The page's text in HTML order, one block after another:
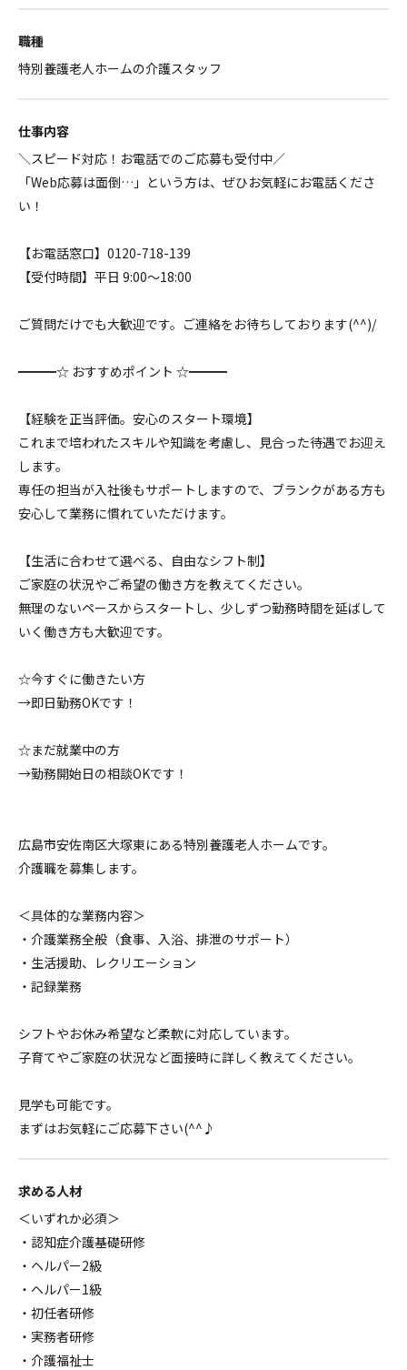
職種
特別養護老人ホームの介護スタッフ
仕事内容
＼スピード対応！お電話でのご応募も受付中／
「Web応募は面倒…」という方は、ぜひお気軽にお電話くださ
い！
【お電話窓口】0120-718-139
【受付時間】平日 9:00～18:00
ご質問だけでも大歓迎です。ご連絡をお待ちしております(^^)/
━━━☆ おすすめポイント ☆━━━
【経験を正当評価。安心のスタート環境】
これまで培われたスキルや知識を考慮し、見合った待遇でお迎え
します。
専任の担当が入社後もサポートしますので、ブランクがある方も
安心して業務に慣れていただけます。
【生活に合わせて選べる、自由なシフト制】
ご家庭の状況やご希望の働き方を教えてください。
無理のないペースからスタートし、少しずつ勤務時間を延ばして
いく働き方も大歓迎です。
☆今すぐに働きたい方
→即日勤務OKです！
☆まだ就業中の方
→勤務開始日の相談OKです！
広島市安佐南区大塚東にある特別養護老人ホームです。
介護職を募集します。
＜具体的な業務内容＞
・介護業務全般（食事、入浴、排泄のサポート）
・生活援助、レクリエーション
・記録業務
シフトやお休み希望など柔軟に対応しています。
子育てやご家庭の状況など面接時に詳しく教えてください。
見学も可能です。
まずはお気軽にご応募下さい(^^♪
求める人材
＜いずれか必須＞
・認知症介護基礎研修
・ヘルパー2級
・ヘルパー1級
・初任者研修
・実務者研修
・介護福祉士